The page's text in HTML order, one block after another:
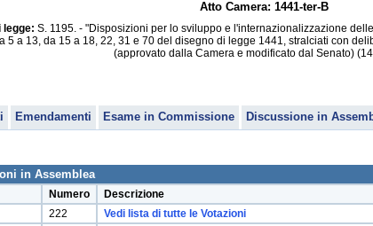
Atto Camera: 1441-ter-B
legge: S. 1195. - "Disposizioni per lo sviluppo e l'internazionalizzazione
5 a 13, da 15 a 18, 22, 31 e 70 del disegno di legge 1441, stralciati con
(approvato dalla Camera e modificato dal Senato)
Emendamenti Esame in Commissione Discussione in
in Assemblea
Numero
Descrizione
222 Vedi lista di tutte le Votazioni